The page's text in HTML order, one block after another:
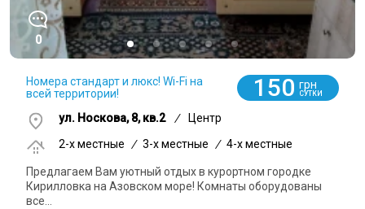
0
Номера стандарт и люкс! Wi-Fi на
всей территории!
150 грн
СУТКИ
ул. Носкова, 8, кв.2 /
Центр
2-x местные
/ 3-x местные / 4-x местные
Предлагаем Вам уютный отдых в курортном городке
Кирилловка на Азовском море! Комнаты оборудованы
все...